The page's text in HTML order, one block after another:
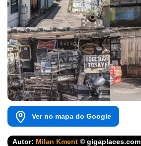
Ver no mapa do Google
Autor: Milan Kment © gigaplaces.com